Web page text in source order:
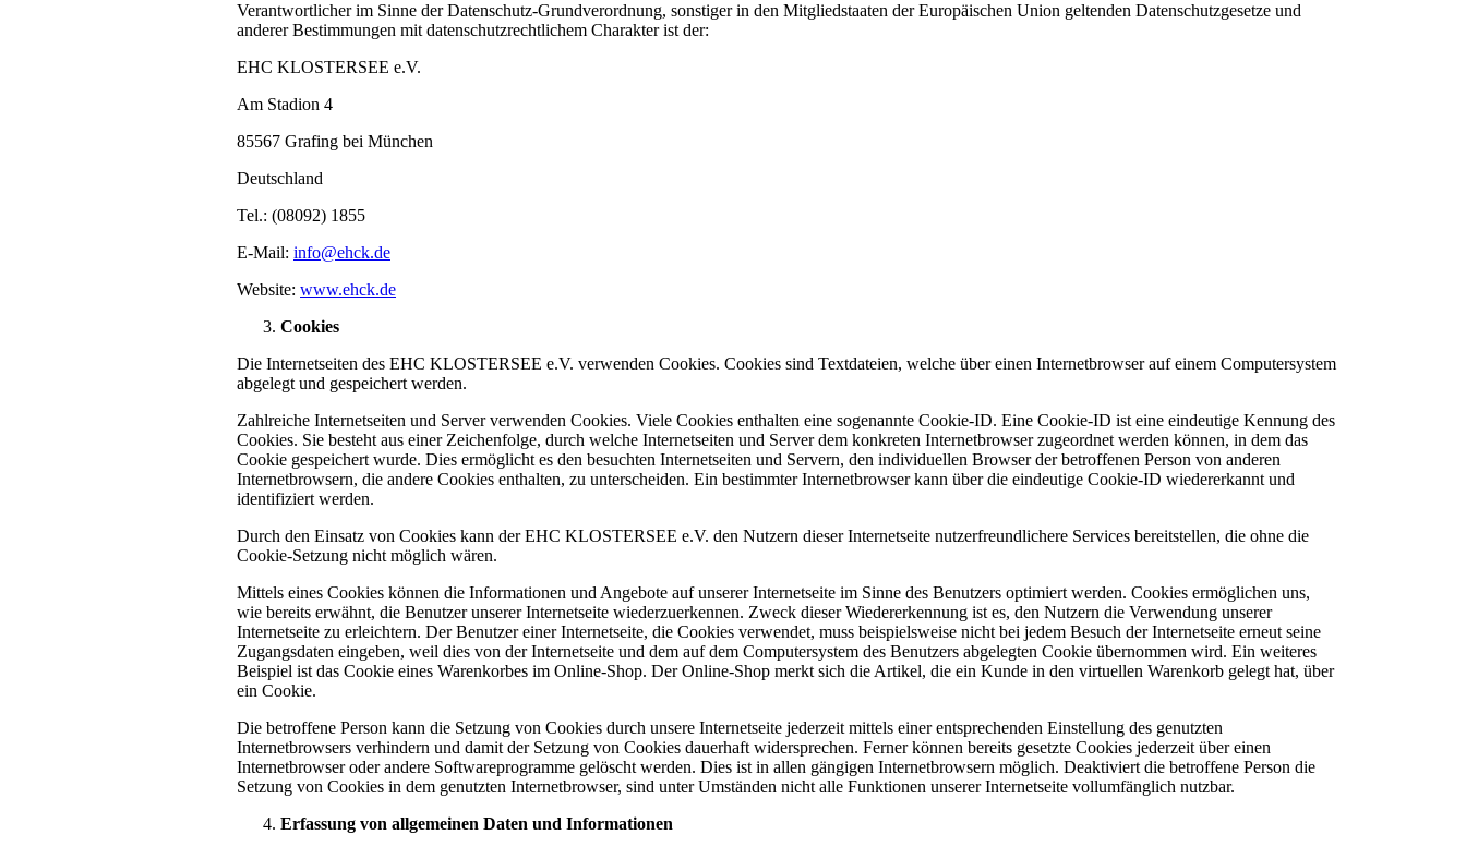
Verantwortlicher im Sinne der Datenschutz-Grundverordnung, sonstiger in den Mitgliedstaaten der Europäischen Union geltenden Datenschutzgesetze und
anderer Bestimmungen mit datenschutzrechtlichem Charakter ist der:
EHC KLOSTERSEE e.V.
Am Stadion 4
85567 Grafing bei München
Deutschland
Tel.: (08092) 1855
E-Mail: info@ehck.de
Website: www.ehck.de
Cookies
Die Internetseiten des EHC KLOSTERSEE e.V. verwenden Cookies. Cookies sind Textdateien, welche über einen Internetbrowser auf einem Computersystem
abgelegt und gespeichert werden.
Zahlreiche Internetseiten und Server verwenden Cookies. Viele Cookies enthalten eine sogenannte Cookie-ID. Eine Cookie-ID ist eine eindeutige Kennung des
Cookies. Sie besteht aus einer Zeichenfolge, durch welche Internetseiten und Server dem konkreten Internetbrowser zugeordnet werden können, in dem das
Cookie gespeichert wurde. Dies ermöglicht es den besuchten Internetseiten und Servern, den individuellen Browser der betroffenen Person von anderen
Internetbrowsern, die andere Cookies enthalten, zu unterscheiden. Ein bestimmter Internetbrowser kann über die eindeutige Cookie-ID wiedererkannt und
identifiziert werden.
Durch den Einsatz von Cookies kann der EHC KLOSTERSEE e.V. den Nutzern dieser Internetseite nutzerfreundlichere Services bereitstellen, die ohne die
Cookie-Setzung nicht möglich wären.
Mittels eines Cookies können die Informationen und Angebote auf unserer Internetseite im Sinne des Benutzers optimiert werden. Cookies ermöglichen uns,
wie bereits erwähnt, die Benutzer unserer Internetseite wiederzuerkennen. Zweck dieser Wiedererkennung ist es, den Nutzern die Verwendung unserer
Internetseite zu erleichtern. Der Benutzer einer Internetseite, die Cookies verwendet, muss beispielsweise nicht bei jedem Besuch der Internetseite erneut seine
Zugangsdaten eingeben, weil dies von der Internetseite und dem auf dem Computersystem des Benutzers abgelegten Cookie übernommen wird. Ein weiteres
Beispiel ist das Cookie eines Warenkorbes im Online-Shop. Der Online-Shop merkt sich die Artikel, die ein Kunde in den virtuellen Warenkorb gelegt hat, über
ein Cookie.
Die betroffene Person kann die Setzung von Cookies durch unsere Internetseite jederzeit mittels einer entsprechenden Einstellung des genutzten
Internetbrowsers verhindern und damit der Setzung von Cookies dauerhaft widersprechen. Ferner können bereits gesetzte Cookies jederzeit über einen
Internetbrowser oder andere Softwareprogramme gelöscht werden. Dies ist in allen gängigen Internetbrowsern möglich. Deaktiviert die betroffene Person die
Setzung von Cookies in dem genutzten Internetbrowser, sind unter Umständen nicht alle Funktionen unserer Internetseite vollumfänglich nutzbar.
Erfassung von allgemeinen Daten und Informationen